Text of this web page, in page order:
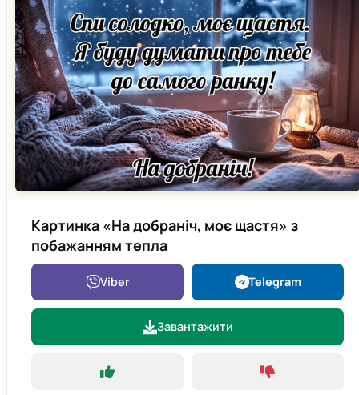
Картинка «На добраніч, моє щастя» з
побажанням тепла
Viber Telegram
Завантажити